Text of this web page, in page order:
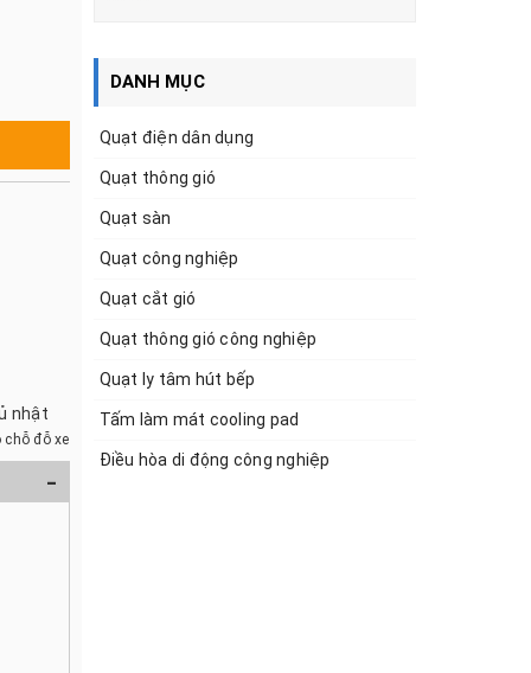
nhật
chỗ đỗ xe
-
DANH MỤC
Quạt điện dân dụng
Quạt thông gió
Quạt sàn
Quạt công nghiệp
Quạt cắt gió
Quạt thông gió công nghiệp
Quạt ly tâm hút bếp
Tấm làm mát cooling pad
Điều hòa di động công nghiệp